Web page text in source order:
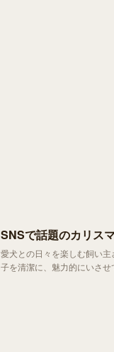
SNSで話題のカリス
愛犬との日々を楽しむ飼い主さんなら必ずお世話になる
子を清潔に、魅力的にいさ